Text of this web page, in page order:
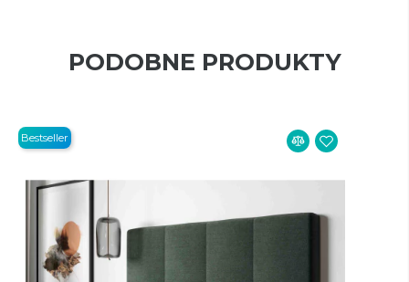
PODOBNE PRODUKTY
Bestseller